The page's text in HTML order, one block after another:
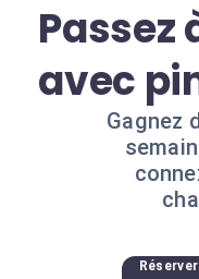
Passez
avec
Gagnez